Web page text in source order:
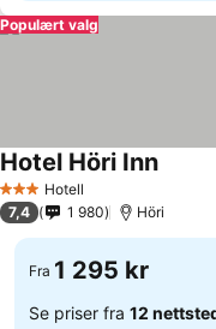
Populært valg
3 StjernerHotell
Hotel Höri InnSe
7,4 1 980 Höri
Fra 1 295 kr
Se priser fra 12